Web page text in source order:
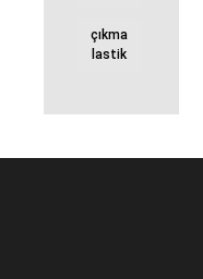
çıkma
lastik